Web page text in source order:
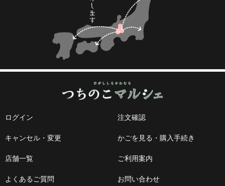
ログイン 注文確認
キャンセル・変更 かごを見る・購入手続き
店舗一覧 ご利用案内
よくあるご質問 お問い合わせ